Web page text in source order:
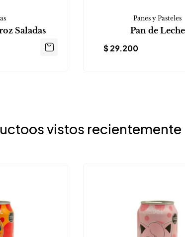
Saladas
Panes y Pasteles
Pan de Leche
$29.200
vistos recientemente